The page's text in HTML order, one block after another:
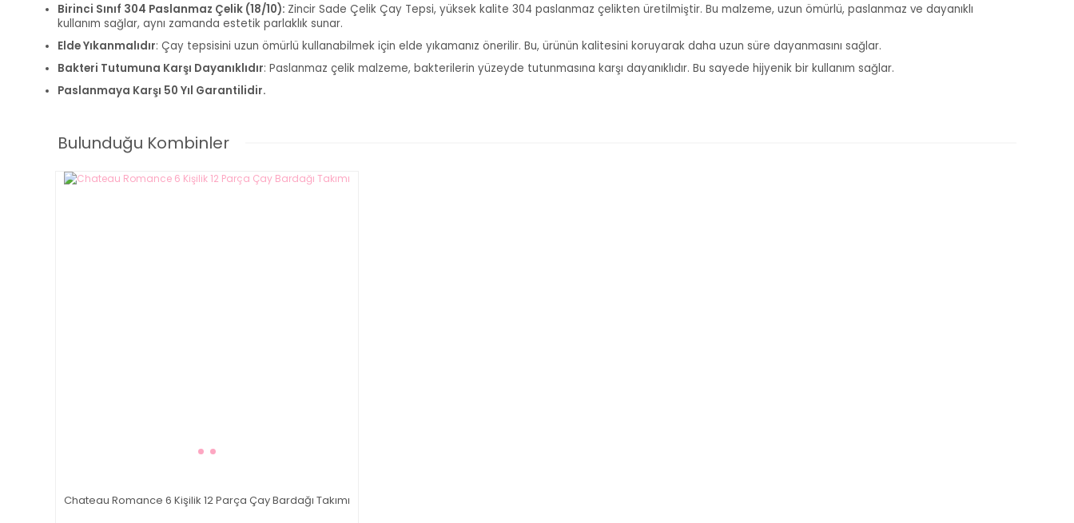
Birinci Sınıf 304 Paslanmaz Çelik (18/10): Zincir Sade Çelik Çay Tepsi, yüksek kalite 304 paslanmaz çelikten üretilmiştir. Bu malzeme, uzun ömürlü, paslanmaz ve dayanıklı
kullanım sağlar, aynı zamanda estetik parlaklık sunar.
Elde Yıkanmalıdır: Çay tepsisini uzun ömürlü kullanabilmek için elde yıkamanız önerilir. Bu, ürünün kalitesini koruyarak daha uzun süre dayanmasını sağlar.
Bakteri Tutumuna Karşı Dayanıklıdır: Paslanmaz çelik malzeme, bakterilerin yüzeyde tutunmasına karşı dayanıklıdır. Bu sayede hijyenik bir kullanım sağlar.
Paslanmaya Karşı 50 Yıl Garantilidir.
Bulunduğu Kombinler
Chateau Romance 6 Kişilik 12 Parça Çay Bardağı Takımı